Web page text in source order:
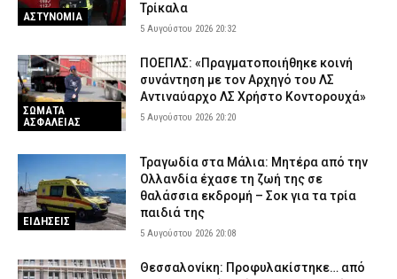
ΑΣΤΥΝΟΜΙΑ
Τρίκαλα
5 Αυγούστου 2026 20:32
ΣΩΜΑΤΑ
ΑΣΦΑΛΕΙΑΣ
ΠΟΕΠΛΣ: «Πραγματοποιήθηκε κοινή
συνάντηση με τον Αρχηγό του ΛΣ
Αντιναύαρχο ΛΣ Χρήστο Κοντορουχά»
5 Αυγούστου 2026 20:20
ΕΙΔΗΣΕΙΣ
Τραγωδία στα Μάλια: Μητέρα από την
Ολλανδία έχασε τη ζωή της σε
θαλάσσια εκδρομή – Σοκ για τα τρία
παιδιά της
5 Αυγούστου 2026 20:08
Θεσσαλονίκη: Προφυλακίστηκε… από